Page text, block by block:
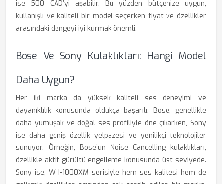
ise 500 CAD’yi aşabilir. Bu yüzden bütçenize uygun,
kullanışlı ve kaliteli bir model seçerken fiyat ve özellikler
arasındaki dengeyi iyi kurmak önemli.
Bose Ve Sony Kulaklıkları: Hangi Model
Daha Uygun?
Her iki marka da yüksek kaliteli ses deneyimi ve
dayanıklılık konusunda oldukça başarılı. Bose, genellikle
daha yumuşak ve doğal ses profiliyle öne çıkarken, Sony
ise daha geniş özellik yelpazesi ve yenilikçi teknolojiler
sunuyor. Örneğin, Bose’un Noise Cancelling kulaklıkları,
özellikle aktif gürültü engelleme konusunda üst seviyede.
Sony ise, WH-1000XM serisiyle hem ses kalitesi hem de